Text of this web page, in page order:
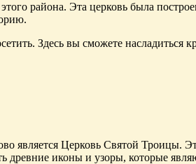
района. Эта церковь была
Здесь вы сможете насладиться
является Церковь Святой Троицы.
иконы и узоры, которые